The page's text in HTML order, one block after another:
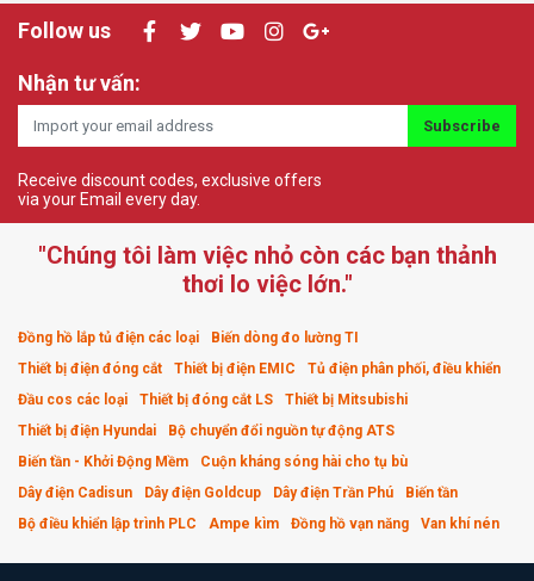
Follow us
Nhận tư vấn:
Subscribe
Receive discount codes, exclusive offers
via your Email every day.
"Chúng tôi làm việc nhỏ còn các bạn thảnh
thơi lo việc lớn."
Đồng hồ lắp tủ điện các loại
Biến dòng đo lường TI
Thiết bị điện đóng cắt
Thiết bị điện EMIC
Tủ điện phân phối, điều khiển
Đầu cos các loại
Thiết bị đóng cắt LS
Thiết bị Mitsubishi
Thiết bị điện Hyundai
Bộ chuyển đổi nguồn tự động ATS
Biến tần - Khởi Động Mềm
Cuộn kháng sóng hài cho tụ bù
Dây điện Cadisun
Dây điện Goldcup Dây điện Trần Phú
Biến tần
Bộ điều khiển lập trình PLC
Ampe kìm Đồng hồ vạn năng Van khí nén